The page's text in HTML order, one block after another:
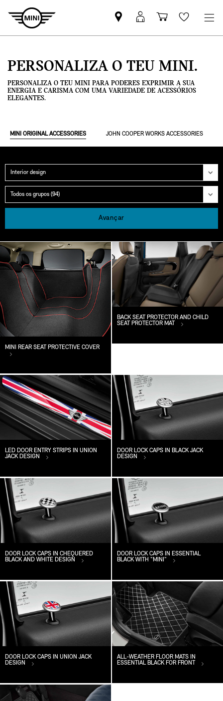
Pesquisar
parceiro
Iniciar
sessão
Carrinho
de
Wishlist
PERSONALIZA O TEU MINI.
PERSONALIZA O TEU MINI PARA PODERES EXPRIMIR A SUA
ENERGIA E CARISMA COM UMA VARIEDADE DE ACESSÓRIOS
ELEGANTES.
MINI ORIGINAL ACCESSORIES JOHN COOPER WORKS ACCESSORIES
Categoria
Grupo
Avançar
MINI REAR SEAT PROTECTIVE COVER
BACK SEAT PROTECTOR AND CHILD
SEAT PROTECTOR MAT
LED DOOR ENTRY STRIPS IN UNION
JACK DESIGN
DOOR LOCK CAPS IN BLACK JACK
DESIGN
DOOR LOCK CAPS IN CHEQUERED
BLACK AND WHITE DESIGN
DOOR LOCK CAPS IN ESSENTIAL
BLACK WITH "MINI"
DOOR LOCK CAPS IN UNION JACK
DESIGN
ALL-WEATHER FLOOR MATS IN
ESSENTIAL BLACK FOR FRONT